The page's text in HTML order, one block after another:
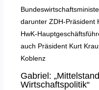
Gabriel:
Wirtschaftspolitik“